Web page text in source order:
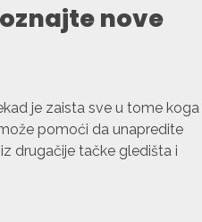
nove
je zaista sve u tome koga
pomoći da unapredite
drugačije tačke gledišta i